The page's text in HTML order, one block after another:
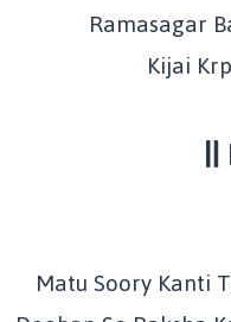
Ramasagar
Kijai
Matu Soory Kanti